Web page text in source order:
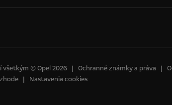
© Opel 2026 Ochranné známky a práva
Nastavenia cookies